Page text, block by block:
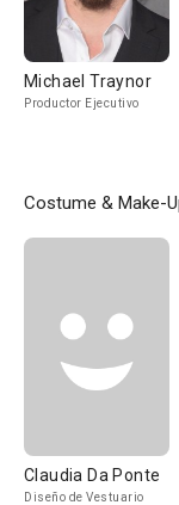
Michael Traynor
Productor Ejecutivo
Costume & Make-
Claudia Da Ponte
Diseño de Vestuario